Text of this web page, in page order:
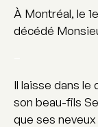
À Montréal, le
décédé
Il laisse dans le
son beau-fils
que ses